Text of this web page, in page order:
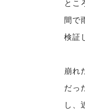
とこ
間で
検証
崩れ
だっ
し、